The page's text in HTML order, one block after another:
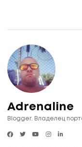
Adrenaline
Blogger. Владелец